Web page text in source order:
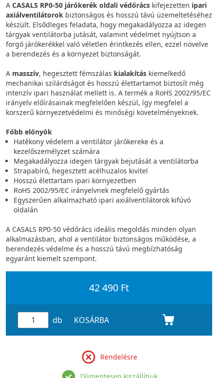
A CASALS RP0-50 járókerék oldali védőrács kifejezetten ipari
axiálventilátorok biztonságos és hosszú távú üzemeltetéséhez
készült. Elsődleges feladata, hogy megakadályozza az idegen
tárgyak ventilátorba jutását, valamint védelmet nyújtson a
forgó járókerékkel való véletlen érintkezés ellen, ezzel növelve
a berendezés és a környezet biztonságát.
A masszív, hegesztett fémszálas kialakítás kiemelkedő
mechanikai szilárdságot és hosszú élettartamot biztosít még
intenzív ipari használat mellett is. A termék a RoHS 2002/95/EC
irányelv előírásainak megfelelően készül, így megfelel a
korszerű környezetvédelmi és minőségi követelményeknek.
Főbb előnyök
Hatékony védelem a ventilátor járókereke és a
kezelőszemélyzet számára
Megakadályozza idegen tárgyak bejutását a ventilátorba
Strapabíró, hegesztett acélhuzalos kivitel
Hosszú élettartam ipari környezetben
RoHS 2002/95/EC irányelvnek megfelelő gyártás
Egyszerűen alkalmazható ipari axiálventilátorok kifúvó
oldalán
A CASALS RP0-50 védőrács ideális megoldás minden olyan
alkalmazásban, ahol a ventilátor biztonságos működése, a
berendezés védelme és a hosszú távú megbízhatóság
egyaránt kiemelt szempont.
42 490 Ft
db KOSÁRBA
Rendelésre